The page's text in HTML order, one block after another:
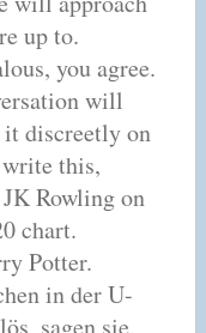
up to.
you agree.
will
discreetly on
this,
Rowling on
chart.
Potter.
in der U-